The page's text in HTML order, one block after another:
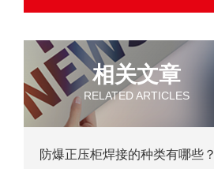
相关文章
RELATED ARTICLES
防爆正压柜焊接的种类有哪些？